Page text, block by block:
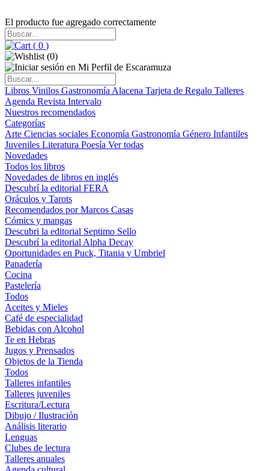
El producto fue agregado correctamente
( 0 )
(0)
Libros Vinilos Gastronomía Alacena Tarjeta de Regalo Talleres
Agenda Revista Intervalo
Nuestros recomendados
Categorías
Arte Ciencias sociales Economía Gastronomía Género Infantiles
Juveniles Literatura Poesía Ver todas
Novedades
Todos los libros
Novedades de libros en inglés
Descubrí la editorial FERA
Oráculos y Tarots
Recomendados por Marcos Casas
Cómics y mangas
Descubri la editorial Septimo Sello
Descubrí la editorial Alpha Decay
Oportunidades en Puck, Titania y Umbriel
Panadería
Cocina
Pastelería
Todos
Aceites y Mieles
Café de especialidad
Bebidas con Alcohol
Te en Hebras
Jugos y Prensados
Objetos de la Tienda
Todos
Talleres infantiles
Talleres juveniles
Escritura/Lectura
Dibujo / Ilustración
Análisis literario
Lenguas
Clubes de lectura
Talleres anuales